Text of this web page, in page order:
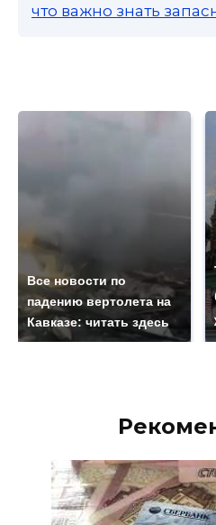
что важно знать
Все новости по
падению вертолета на
Кавказе: читать здесь